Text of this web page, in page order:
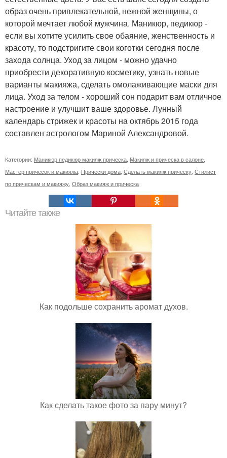
образ очень привлекательной, нежной женщины, о
которой мечтает любой мужчина. Маникюр, педикюр -
если вы хотите усилить свое обаяние, женственность и
красоту, то подстригите свои коготки сегодня после
захода солнца. Уход за лицом - можно удачно
приобрести декоративную косметику, узнать новые
варианты макияжа, сделать омолаживающие маски для
лица. Уход за телом - хороший сон подарит вам отличное
настроение и улучшит ваше здоровье. Лунный
календарь стрижек и красоты на октябрь 2015 года
составлен астрологом Мариной Александровой.
Категории: Маникюр педикюр макияж прическа, Макияж и прическа в салоне,
Мастер причесок и макияжа, Прически дома, Сделать макияж прическу, Стилист
по прическам и макияжу, Образ макияж и прическа
Читайте также
Как подольше сохранить аромат духов.
Как сделать такое фото за пару минут?